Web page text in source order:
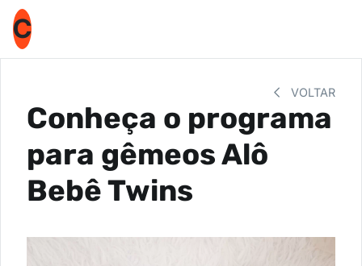
C
VOLTAR
Conheça o programa
para gêmeos Alô
Bebê Twins